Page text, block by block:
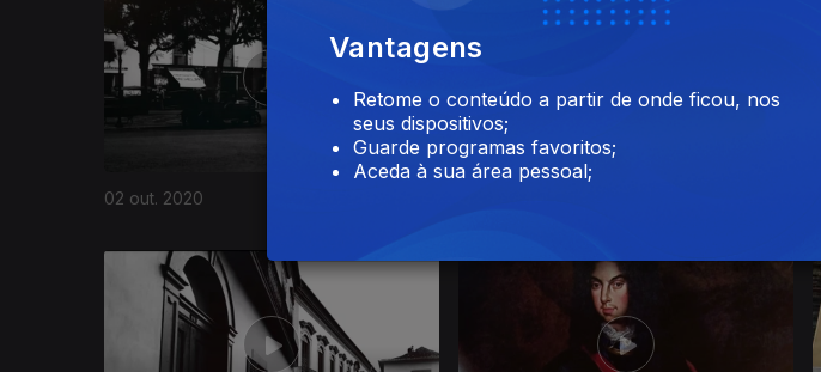
02 out. 2020
Vantagens
Retome o conteúdo a partir de onde ficou, nos
seus dispositivos;
Guarde programas favoritos;
Aceda à sua área pessoal;